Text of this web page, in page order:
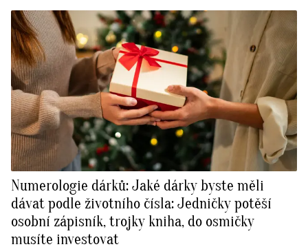
Numerologie dárků: Jaké dárky byste měli
dávat podle životního čísla: Jedničky potěší
osobní zápisník, trojky kniha, do osmičky
musíte investovat